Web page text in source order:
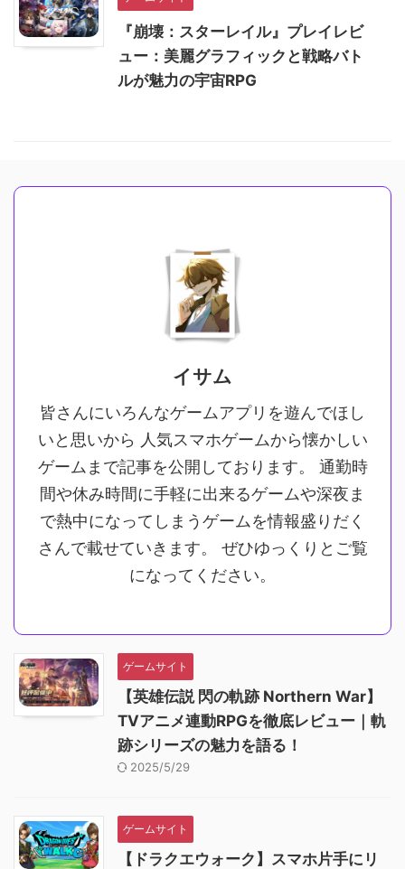
『崩壊：スターレイル』プレイレビ
ュー：美麗グラフィックと戦略バト
ルが魅力の宇宙RPG
イサム
皆さんにいろんなゲームアプリを遊んでほし
いと思いから 人気スマホゲームから懐かしい
ゲームまで記事を公開しております。 通勤時
間や休み時間に手軽に出来るゲームや深夜ま
で熱中になってしまうゲームを情報盛りだく
さんで載せていきます。 ぜひゆっくりとご覧
になってください。
ゲームサイト
【英雄伝説 閃の軌跡 Northern War】
TVアニメ連動RPGを徹底レビュー｜軌
跡シリーズの魅力を語る！
2025/5/29
ゲームサイト
【ドラクエウォーク】スマホ片手にリ